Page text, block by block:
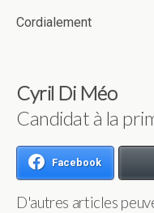
Cordialement
Cyril Di Méo
Candidat à la
Facebook
D'autres articles